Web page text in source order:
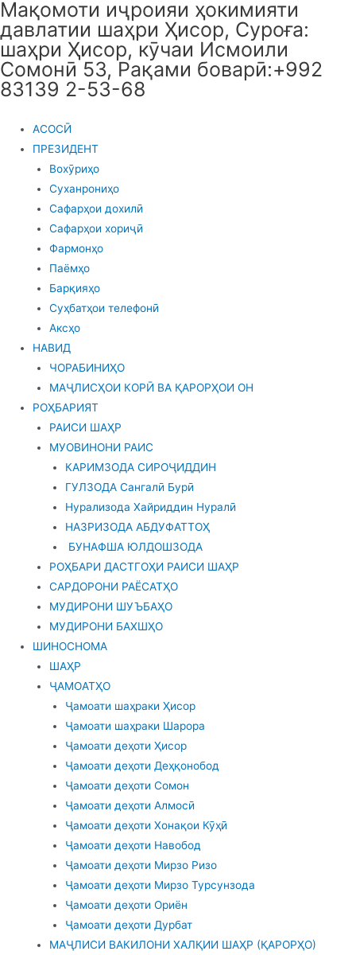
Skip
to
content
Мақомоти иҷроияи ҳокимияти
давлатии шаҳри Ҳисор, Суроға:
шаҳри Ҳисор, кӯчаи Исмоили
Сомонӣ 53, Рақами боварӣ:+992
83139 2-53-68
АСОСӢ
ПРЕЗИДЕНТ
Вохӯриҳо
Суханрониҳо
Сафарҳои дохилӣ
Сафарҳои хориҷӣ
Фармонҳо
Паёмҳо
Барқияҳо
Суҳбатҳои телефонӣ
Аксҳо
НАВИД
ЧОРАБИНИҲО
МАҶЛИСҲОИ КОРӢ ВА ҚАРОРҲОИ ОН
РОҲБАРИЯТ
РАИСИ ШАҲР
МУОВИНОНИ РАИС
КАРИМЗОДА СИРОҶИДДИН
ГУЛЗОДА Сангалӣ Бурӣ
Нурализода Хайриддин Нуралӣ
НАЗРИЗОДА АБДУФАТТОҲ
БУНАФША ЮЛДОШЗОДА
РОҲБАРИ ДАСТГОҲИ РАИСИ ШАҲР
САРДОРОНИ РАЁСАТҲО
МУДИРОНИ ШУЪБАҲО
МУДИРОНИ БАХШҲО
ШИНОСНОМА
ШАҲР
ҶАМОАТҲО
Ҷамоати шаҳраки Ҳисор
Ҷамоати шаҳраки Шарора
Ҷамоати деҳоти Ҳисор
Ҷамоати деҳоти Деҳқонобод
Ҷамоати деҳоти Сомон
Ҷамоати деҳоти Алмосӣ
Ҷамоати деҳоти Хонақои Кӯҳӣ
Ҷамоати деҳоти Навобод
Ҷамоати деҳоти Мирзо Ризо
Ҷамоати деҳоти Мирзо Турсунзода
Ҷамоати деҳоти Ориён
Ҷамоати деҳоти Дурбат
МАҶЛИСИ ВАКИЛОНИ ХАЛҚИИ ШАҲР (ҚАРОРҲО)